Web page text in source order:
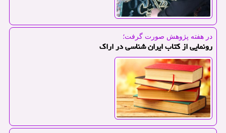
در هفته پژوهش صورت گرفت؛
رونمایی از كتاب ایران شناسی در اراك